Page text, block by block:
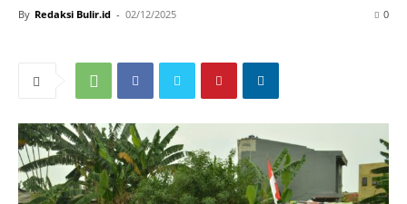
By Redaksi Bulir.id - 02/12/2025 0